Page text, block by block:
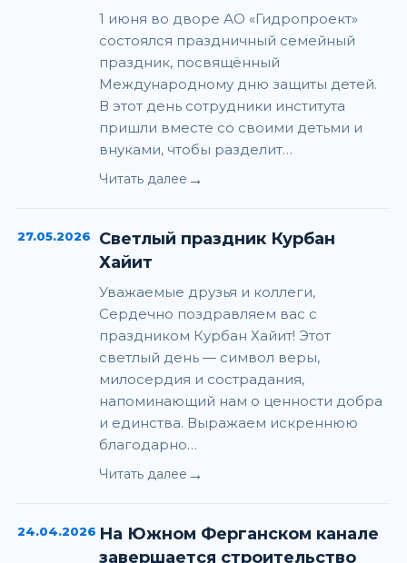
1 июня во дворе АО «Гидропроект»
состоялся праздничный семейный
праздник, посвящённый
Международному дню защиты детей.
В этот день сотрудники института
пришли вместе со своими детьми и
внуками, чтобы разделит…
Читать далее →
27.05.2026
Светлый праздник Курбан
Хайит
Уважаемые друзья и коллеги,
Сердечно поздравляем вас с
праздником Курбан Хайит! Этот
светлый день — символ веры,
милосердия и сострадания,
напоминающий нам о ценности добра
и единства. Выражаем искреннюю
благодарно…
Читать далее →
24.04.2026 На Южном Ферганском канале
завершается строительство